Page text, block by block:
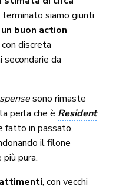
siamo giunti
un buon action
con discreta
da
sono rimaste
perla che è Resident
fatto in passato,
il filone
pura.
, con vecchi